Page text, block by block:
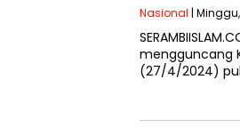
Nasional |
mengguncang
(27/4/2024)